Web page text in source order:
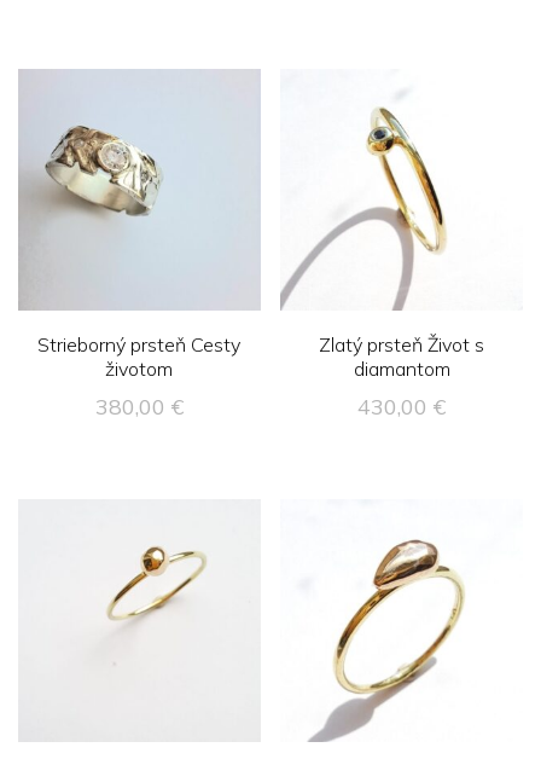
Strieborný prsteň Cesty
životom
380,00 €
Zlatý prsteň Život s
diamantom
430,00€